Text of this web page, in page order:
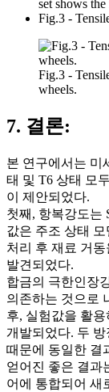
set shows
Fig.3 -
Fig.3 -
wheels.
7. 결론:
본 연구에서는 미
태 및 T6 상태 모
이 제안되었다.
첫째, 항복강도는
값은 주조 상태
처리 후 재료 거
발견되었다.
합금의 극한인장
의존하는 것으로
후, 실험값을 활
개발되었다. 두 방
때문에 동일한 결
얻어진 좋은 결과
어에 통합되어 새